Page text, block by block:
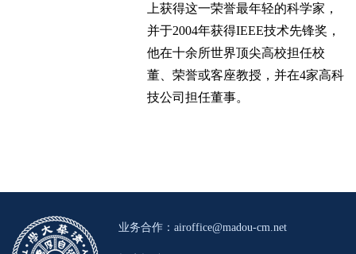
上获得这一荣誉最年轻的科学家，
并于2004年获得IEEE技术先锋奖，
他在十余所世界顶尖高校担任校
董、荣誉或客座教授，并在4家高科
技公司担任董事。
业务合作： airoffice@madou-cm.net